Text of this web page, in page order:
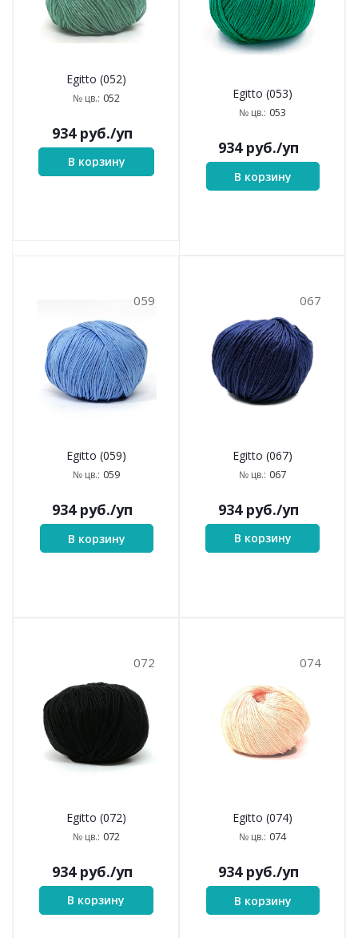
Egitto (052)
№ цв.: 052
934руб./уп
В корзину
Egitto (053)
№ цв.: 053
934руб./уп
В корзину
059
Egitto (059)
№ цв.: 059
934руб./уп
В корзину
067
Egitto (067)
№ цв.: 067
934руб./уп
В корзину
072
Egitto (072)
№ цв.: 072
934руб./уп
В корзину
074
Egitto (074)
№ цв.: 074
934руб./уп
В корзину